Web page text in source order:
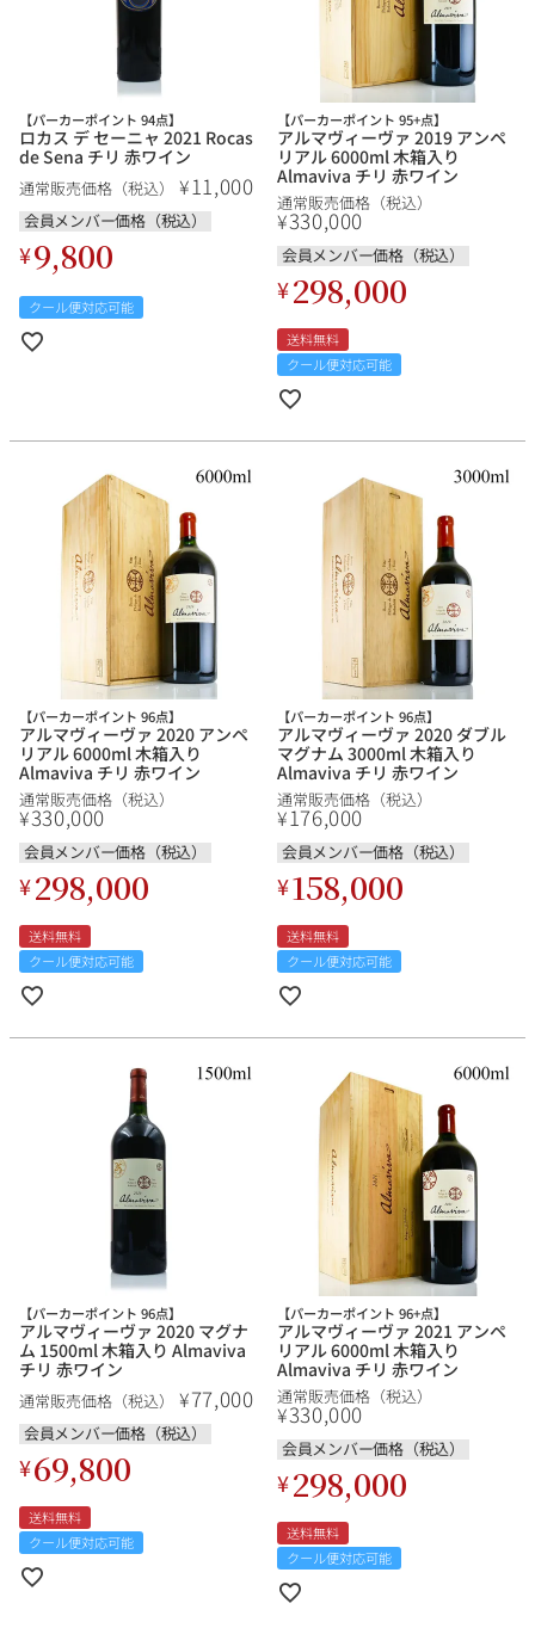
【パーカーポイント 94点】
ロカス デ セーニャ 2021 Rocas
de Sena チリ 赤ワイン
通常販売価格（税込） ¥11,000
会員メンバー価格（税込）
¥9,800
クール便対応可能
【パーカーポイント 95+点】
アルマヴィーヴァ 2019 アンペ
リアル 6000ml 木箱入り
Almaviva チリ 赤ワイン
通常販売価格（税込）
¥330,000
会員メンバー価格（税込）
¥298,000
送料無料
クール便対応可能
【パーカーポイント 96点】
アルマヴィーヴァ 2020 アンペ
リアル 6000ml 木箱入り
Almaviva チリ 赤ワイン
通常販売価格（税込）
¥330,000
会員メンバー価格（税込）
¥298,000
送料無料
クール便対応可能
【パーカーポイント 96点】
アルマヴィーヴァ 2020 ダブル
マグナム 3000ml 木箱入り
Almaviva チリ 赤ワイン
通常販売価格（税込）
¥176,000
会員メンバー価格（税込）
¥158,000
送料無料
クール便対応可能
【パーカーポイント 96点】
アルマヴィーヴァ 2020 マグナ
ム 1500ml 木箱入り Almaviva
チリ 赤ワイン
通常販売価格（税込） ¥77,000
会員メンバー価格（税込）
¥69,800
送料無料
クール便対応可能
【パーカーポイント 96+点】
アルマヴィーヴァ 2021 アンペ
リアル 6000ml 木箱入り
Almaviva チリ 赤ワイン
通常販売価格（税込）
¥330,000
会員メンバー価格（税込）
¥298,000
送料無料
クール便対応可能